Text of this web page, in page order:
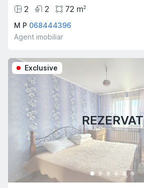
2
2 72 m2
M P 068444396
Agent imobiliar
REZERVAT
Exclusive